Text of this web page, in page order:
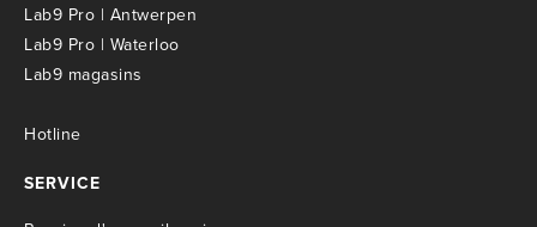
Lab9 Pro | Antwerpen
Lab9 Pro | Waterloo
Lab9 magasins
Hotline
SERVICE